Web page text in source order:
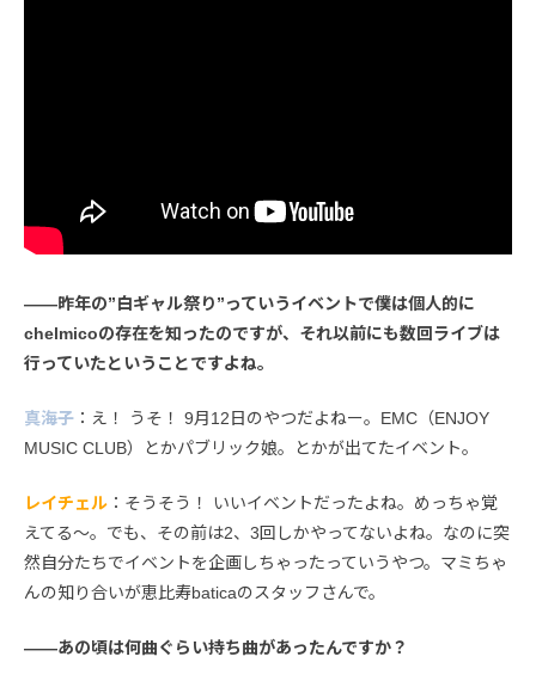
――昨年の”白ギャル祭り”っていうイベントで僕は個人的に
chelmicoの存在を知ったのですが、それ以前にも数回ライブは
行っていたということですよね。
真海子 ：え！ うそ！ 9月12日のやつだよねー。EMC（ENJOY
MUSIC CLUB）とかパブリック娘。とかが出てたイベント。
レイチェル ：そうそう！ いいイベントだったよね。めっちゃ覚
えてる〜。でも、その前は2、3回しかやってないよね。なのに突
然自分たちでイベントを企画しちゃったっていうやつ。マミちゃ
んの知り合いが恵比寿baticaのスタッフさんで。
――あの頃は何曲ぐらい持ち曲があったんですか？